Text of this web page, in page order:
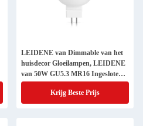
LEIDENE van Dimmable van het
huisdecor Gloeilampen, LEIDENE
van 50W GU5.3 MR16 Ingesloten
Geschatte Bollen
Krijg Beste Prijs